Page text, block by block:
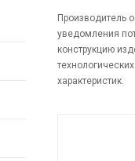
Производитель
уведомления
конструкцию
характеристик.